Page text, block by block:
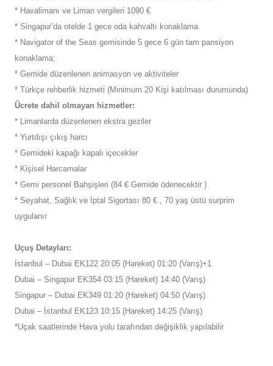
* Havalimanı ve Liman vergileri 1090 €
* Singapur’da otelde 1 gece oda kahvaltı konaklama
* Navigator of the Seas gemisinde 5 gece 6 gün tam pansiyon
konaklama;
* Gemide düzenlenen animasyon ve aktiviteler
* Türkçe rehberlik hizmeti (Minimum 20 Kişi katılması durumunda)
Ücrete dahil olmayan hizmetler:
* Limanlarda düzenlenen ekstra geziler
* Yurtdışı çıkış harcı
* Gemideki kapağı kapalı içecekler
* Kişisel Harcamalar
* Gemi personel Bahşişleri (84 € Gemide ödenecektir )
* Seyahat, Sağlık ve İptal Sigortası 80 € , 70 yaş üstü surprim
uygulanır
Uçuş Detayları:
İstanbul – Dubai EK122 20:05 (Hareket) 01:20 (Varış)+1
Dubai – Singapur EK354 03:15 (Hareket) 14:40 (Varış)
Singapur – Dubai EK349 01:20 (Hareket) 04:50 (Varış)
Dubai – İstanbul EK123 10:15 (Hareket) 14:25 (Varış)
*Uçak saatlerinde Hava yolu tarafından değişiklik yapılabilir